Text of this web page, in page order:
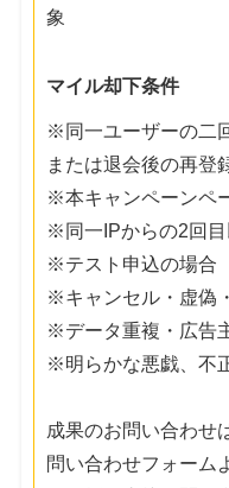
象
マイル却下条件
※同一ユーザーの二
または退会後の再登
※本キャンペーンペ
※同一IPからの2回
※テスト申込の場合
※キャンセル・虚偽
※データ重複・広告
※明らかな悪戯、不
成果のお問い合わせ
問い合わせフォーム